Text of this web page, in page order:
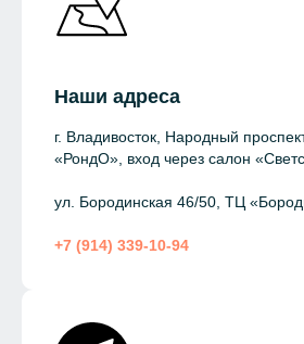
Наши адреса
г. Владивосток, Народный
«РондО», вход через салон
ул. Бородинская 46/50, ТЦ
+7 (914) 339-10-94